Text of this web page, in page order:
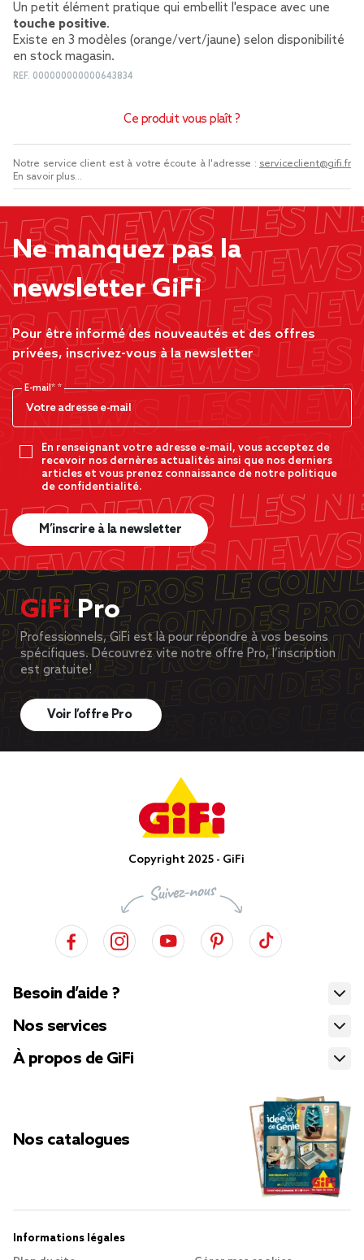
Un petit élément pratique qui embellit l'espace avec une
touche positive.
Existe en 3 modèles (orange/vert/jaune) selon disponibilité
en stock magasin.
REF. 000000000000643834
Ce produit vous plaît ?
Notre service client est à votre écoute à l'adresse : serviceclient@gifi.fr
En savoir plus...
Ne manquez pas la
newsletter GiFi
Pour être informé des nouveautés et des offres
privées, inscrivez-vous à la newsletter
E-mail*
En renseignant votre adresse e-mail, vous acceptez de
recevoir nos dernères actualités ainsi que nos derniers
articles et vous prenez connaissance de notre politique
de confidentialité.
M’inscrire à la newsletter
GiFiPro
Professionnels, GiFi est là pour répondre à vos besoins
spécifiques. Découvrez vite notre offre Pro, l’inscription
est gratuite!
Voir l’offre Pro
Copyright 2025 - GiFi
Besoin d’aide ?
Nos services
À propos de GiFi
Nos catalogues
Informations légales